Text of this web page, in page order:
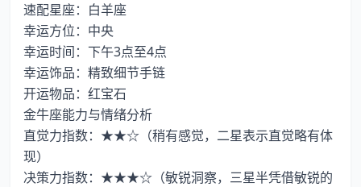
速配星座：白羊座
幸运方位：中央
幸运时间：下午3点至4点
幸运饰品：精致细节手链
开运物品：红宝石
金牛座能力与情绪分析
直觉力指数：★★☆（稍有感觉，二星表示直觉略有体
现）
决策力指数：★★★☆（敏锐洞察，三星半凭借敏锐的